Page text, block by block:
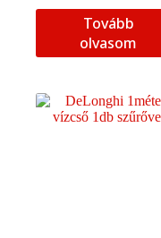
Tovább
olvasom